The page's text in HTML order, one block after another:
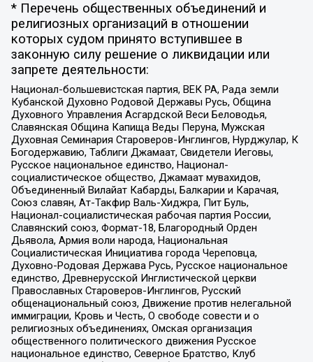
* Перечень общественных объединений и
религиозных организаций в отношении
которых судом принято вступившее в
законную силу решение о ликвидации или
запрете деятельности:
Национал-большевистская партия, ВЕК РА, Рада земли
Кубанской Духовно Родовой Державы Русь, Община
Духовного Управления Асгардской Веси Беловодья,
Славянская Община Капища Веды Перуна, Мужская
Духовная Семинария Староверов-Инглингов, Нурджулар, К
Богодержавию, Таблиги Джамаат, Свидетели Иеговы,
Русское национальное единство, Национал-
социалистическое общество, Джамаат мувахидов,
Объединенный Вилайат Кабарды, Балкарии и Карачая,
Союз славян, Ат-Такфир Валь-Хиджра, Пит Буль,
Национал-социалистическая рабочая партия России,
Славянский союз, Формат-18, Благородный Орден
Дьявола, Армия воли народа, Национальная
Социалистическая Инициатива города Череповца,
Духовно-Родовая Держава Русь, Русское национальное
единство, Древнерусской Инглистической церкви
Православных Староверов-Инглингов, Русский
общенациональный союз, Движение против нелегальной
иммиграции, Кровь и Честь, О свободе совести и о
религиозных объединениях, Омская организация
общественного политического движения Русское
национальное единство, Северное Братство, Клуб